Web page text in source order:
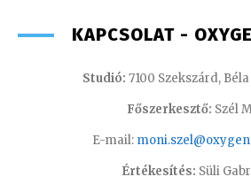
KAPCSOLAT -
Studió: 7100 Szekszárd,
Főszerkesztő: Szél
E-mail:
Értékesítés: Süli